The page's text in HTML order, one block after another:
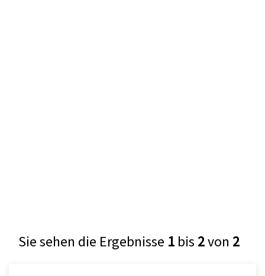
Sie sehen die Ergebnisse 1 bis 2von 2